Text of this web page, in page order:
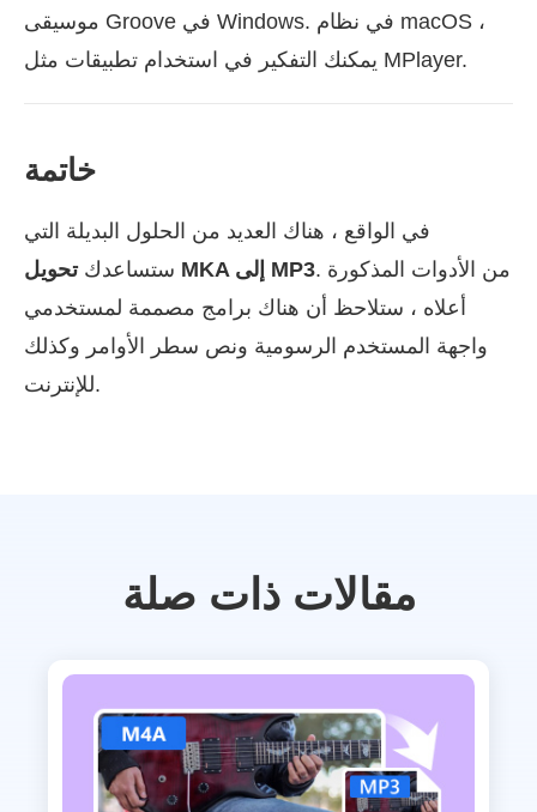
موسيقى Groove في Windows. في نظام macOS ،
يمكنك التفكير في استخدام تطبيقات مثل MPlayer.
خاتمة
في الواقع ، هناك العديد من الحلول البديلة التي
ستساعدك
تحويل MKA إلى MP3. من الأدوات المذكورة
أعلاه ، ستلاحظ أن هناك برامج مصممة لمستخدمي
واجهة المستخدم الرسومية ونص سطر الأوامر وكذلك
للإنترنت.
مقالات ذات صلة